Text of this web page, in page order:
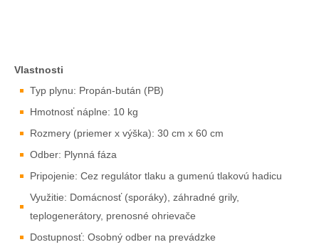
Vlastnosti
Typ plynu: Propán-bután (PB)
Hmotnosť náplne: 10 kg
Rozmery (priemer x výška): 30 cm x 60 cm
Odber: Plynná fáza
Pripojenie: Cez regulátor tlaku a gumenú tlakovú hadicu
Využitie: Domácnosť (sporáky), záhradné grily,
teplogenerátory, prenosné ohrievače
Dostupnosť: Osobný odber na prevádzke